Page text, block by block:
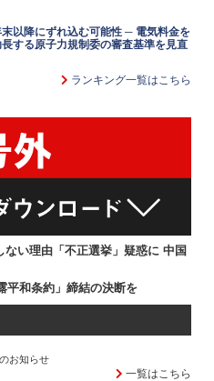
以降にずれ込む可能性 ─ 電気料金を
する原子力規制委の審査基準を見直
ランキング一覧はこちら
ない理由「不正選挙」疑惑に 中国
平和条約」締結の決断を
お知らせ
一覧はこちら